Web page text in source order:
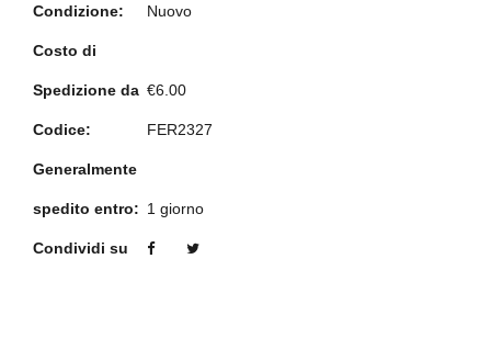
Condizione: Nuovo
Costo di
Spedizione da €6.00
Codice: FER2327
Generalmente
spedito entro: 1 giorno
Condividi su